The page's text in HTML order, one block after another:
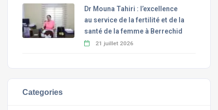
Dr Mouna Tahiri : l’excellence
au service de la fertilité et de la
santé de la femme à Berrechid
21 juillet 2026
Categories